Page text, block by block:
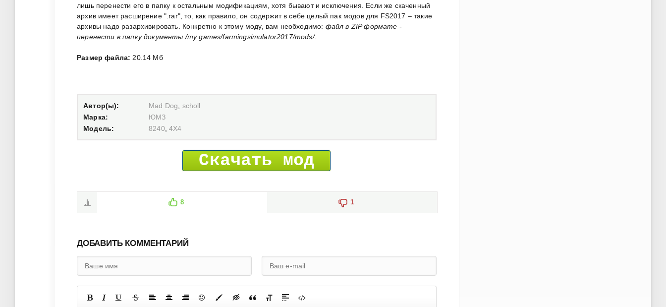
лишь перенести его в папку к остальным модификациям, хотя бывают и исключения. Если же скаченный
архив имеет расширение ".rar", то, как правило, он содержит в себе целый пак модов для FS2017 – такие
архивы надо разархивировать. Конкретно к этому моду, вам необходимо: файл в ZIP формате -
перенести в папку документы /my games/farmingsimulator2017/mods/.
Размер файла: 20.14 Мб
Автор(ы): Mad Dog, scholl
Марка:
ЮМЗ
Модель:
8240,4X4
Скачать мод
8 1
ДОБАВИТЬ КОММЕНТАРИЙ